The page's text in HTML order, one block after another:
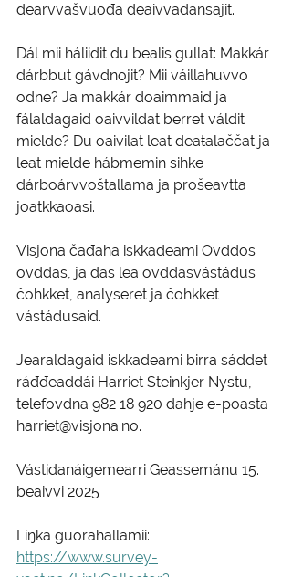
dearvvašvuođa deaivvadansajit.
Dál mii háliidit du bealis gullat: Makkár
dárbbut gávdnojit? Mii váillahuvvo
odne? Ja makkár doaimmaid ja
fálaldagaid oaivvildat berret váldit
mielde? Du oaivilat leat deaŧalaččat ja
leat mielde hábmemin sihke
dárboárvvoštallama ja prošeavtta
joatkkaoasi.
Visjona čađaha iskkadeami Ovddos
ovddas, ja das lea ovddasvástádus
čohkket, analyseret ja čohkket
vástádusaid.
Jearaldagaid iskkadeami birra sáddet
ráđđeaddái Harriet Steinkjer Nystu,
telefovdna 982 18 920 dahje e-poasta
harriet@visjona.no.
Vástidanáigemearri Geassemánu 15.
beaivvi 2025
Liŋka guorahallamii:
https://www.survey-